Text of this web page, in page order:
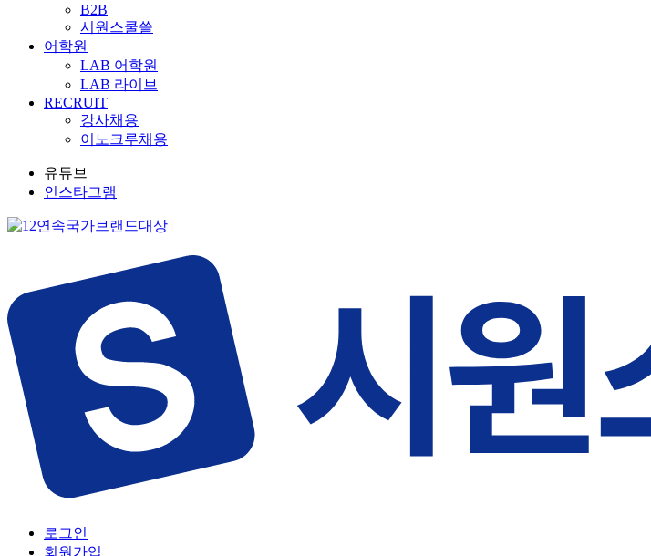
B2B
시원스쿨쓸
어학원
LAB 어학원
LAB 라이브
RECRUIT
강사채용
이노크루채용
유튜브
인스타그램
로그인
회원가입